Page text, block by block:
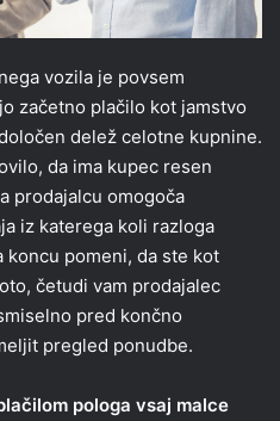
vozila je povsem
začetno plačilo kot jamstvo
delež celotne kupnine.
da ima kupec resen
prodajalcu omogoča
iz katerega koli razloga
koncu pomeni, da ste kot
četudi vam prodajalec
pred končno
pregled ponudbe.
pologa vsaj malce